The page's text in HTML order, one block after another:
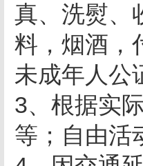
真、洗熨、
料，烟酒，
未成年人公
3、根据实
等；自由活